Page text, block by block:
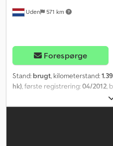
Uden 571 km
Forespørge
Stand: brugt, kilometerstand:
hk), første registrering:04/2012,
,
diesel, bremser:retarder,